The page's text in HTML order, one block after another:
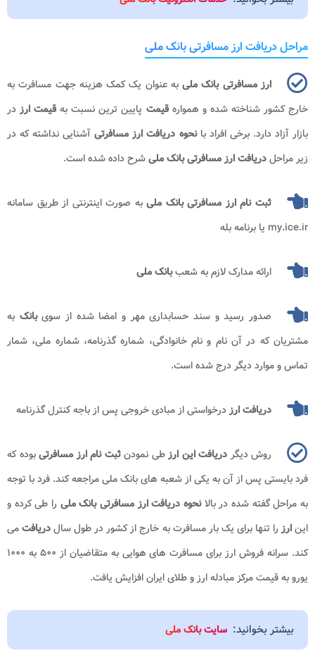
مراحل دریافت ارز مسافرتی بانک ملی
ارز مسافرتی بانک ملیبه عنوان یک کمک هزینه جهت مسافرت به
خارج کشور شناخته شده و هموارهقیمت پایین ترین نسبت بهقیمت ارزدر
بازار آزاد دارد. برخی افراد بانحوه دریافت ارز مسافرتیآشنایی نداشته که در
زیر مراحلدریافت ارز مسافرتی بانک ملیشرح داده شده است.
ثبت نام ارز مسافرتی بانک ملیبه صورت اینترنتی از طریق سامانه
my.ice.ir یا برنامه بله
ارائه مدارک لازم به شعببانک ملی
صدور رسید و سند حسابداری مهر و امضا شده از سویبانک به
مشتریان که در آن نام و نام خانوادگی، شماره گذرنامه، شماره ملی، شمار
تماس و موارد دیگر درج شده است.
دریافت ارزدرخواستی از مبادی خروجی پس از باجه کنترل گذرنامه
روش دیگر دریافت این ارزطی نمودنثبت نام ارز مسافرتیبوده که
فرد بایستی پس از آن به یکی از شعبه های بانک ملی مراجعه کند. فرد با توجه
به مراحل گفته شده در بالانحوه دریافت ارز مسافرتی بانک ملی را طی کرده و
اینارزرا تنها برای یک بار مسافرت به خارج از کشور در طول سالدریافتمی
کند. سرانه فروش ارز برای مسافرت ‌های هوایی به متقاضیان از ۵۰۰ به ۱۰۰۰
یورو به قیمت مرکز مبادله ارز و طلای ایران افزایش یافت.
بیشتر بخوانید: سایت بانک ملی